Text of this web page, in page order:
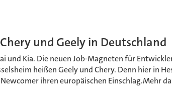
und Geely in Deutschland
und Kia. Die neuen Job-Magneten für
heißen Geely und Chery. Denn hier in
ihren europäischen Einschlag.Mehr